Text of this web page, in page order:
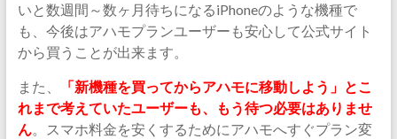
いと数週間～数ヶ月待ちになるiPhoneのような機種で
も、今後はアハモプランユーザーも安心して公式サイト
から買うことが出来ます。
また、
「新機種を買ってからアハモに移動しよう」とこ
れまで考えていたユーザーも、もう待つ必要はありませ
ん。スマホ料金を安くするためにアハモへすぐプラン変